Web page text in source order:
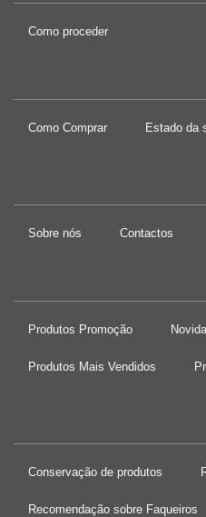
Como proceder
Como Comprar Estado da
Sobre nós Contactos
Produtos Promoção
Produtos Mais Vendidos
Conservação de produtos
Recomendação sobre Faqueiros